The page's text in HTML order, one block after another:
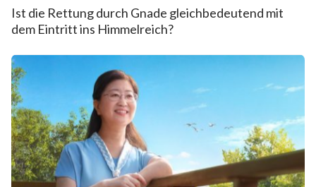
Ist die Rettung durch Gnade gleichbedeutend mit
dem Eintritt ins Himmelreich?